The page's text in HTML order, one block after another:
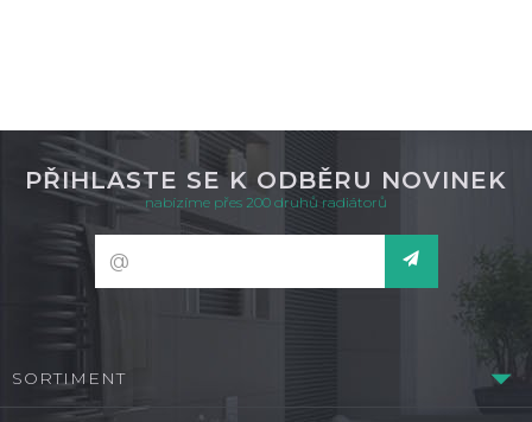
PŘIHLASTE SE K ODBĚRU NOVINEK
nabízíme přes 200 druhů radiátorů
SORTIMENT